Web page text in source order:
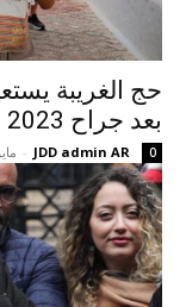
حج الغريبة
بعد جراح 2023
JDD admin AR
- مايو 6, 0